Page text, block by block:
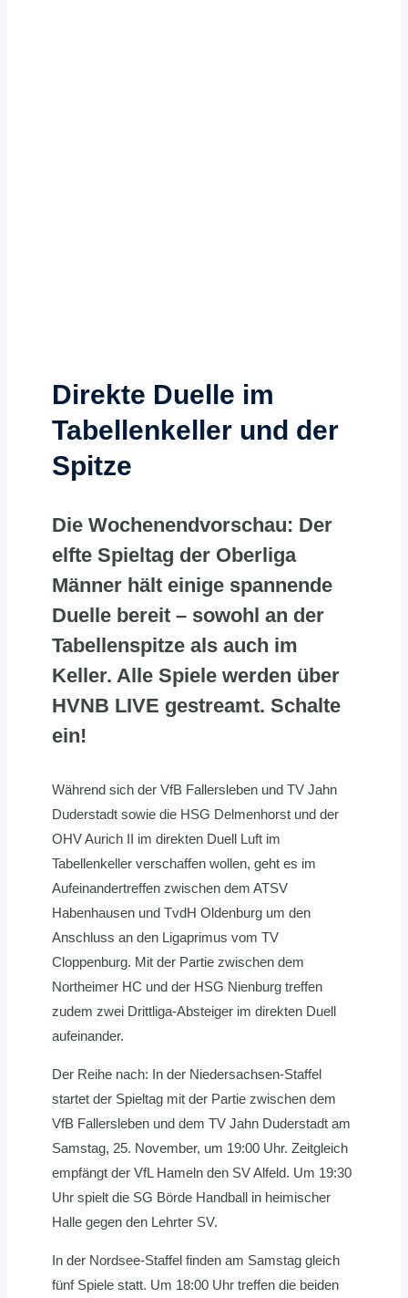
Direkte Duelle im
Tabellenkeller und der
Spitze
Die Wochenendvorschau: Der
elfte Spieltag der Oberliga
Männer hält einige spannende
Duelle bereit – sowohl an der
Tabellenspitze als auch im
Keller. Alle Spiele werden über
HVNB LIVE gestreamt. Schalte
ein!
Während sich der VfB Fallersleben und TV Jahn
Duderstadt sowie die HSG Delmenhorst und der
OHV Aurich II im direkten Duell Luft im
Tabellenkeller verschaffen wollen, geht es im
Aufeinandertreffen zwischen dem ATSV
Habenhausen und TvdH Oldenburg um den
Anschluss an den Ligaprimus vom TV
Cloppenburg. Mit der Partie zwischen dem
Northeimer HC und der HSG Nienburg treffen
zudem zwei Drittliga-Absteiger im direkten Duell
aufeinander.
Der Reihe nach: In der Niedersachsen-Staffel
startet der Spieltag mit der Partie zwischen dem
VfB Fallersleben und dem TV Jahn Duderstadt am
Samstag, 25. November, um 19:00 Uhr. Zeitgleich
empfängt der VfL Hameln den SV Alfeld. Um 19:30
Uhr spielt die SG Börde Handball in heimischer
Halle gegen den Lehrter SV.
In der Nordsee-Staffel finden am Samstag gleich
fünf Spiele statt. Um 18:00 Uhr treffen die beiden